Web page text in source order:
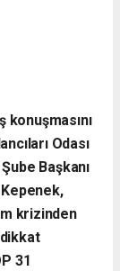
konuşmasını
Odası
Başkanı
Kepenek,
krizinden
31